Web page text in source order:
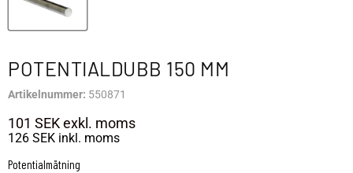
POTENTIALDUBB 150 MM
Artikelnummer: 550871
101 SEKexkl. moms
126 SEK inkl. moms
Potentialmätning